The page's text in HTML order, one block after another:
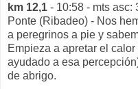
km 12,1 - 10:58 - mts asc:
Ponte (Ribadeo) - Nos
a peregrinos a pie y
Empieza a apretar el
ayudado a esa
de abrigo.